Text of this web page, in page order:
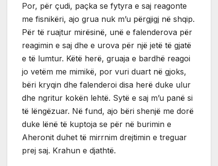
Por, për çudi, paçka se fytyra e saj reagonte
me fisnikëri, ajo grua nuk m’u përgjigj në shqip.
Për të ruajtur mirësinë, unë e falenderova për
reagimin e saj dhe e urova për një jetë të gjatë
e të lumtur. Këtë herë, gruaja e bardhë reagoi
jo vetëm me mimikë, por vuri duart në gjoks,
bëri kryqin dhe falenderoi disa herë duke ulur
dhe ngritur kokën lehtë. Sytë e saj m’u panë si
të lëngëzuar. Në fund, ajo bëri shenjë me dorë
duke lënë të kuptoja se për në burimin e
Aheronit duhet të mirrnim drejtimin e treguar
prej saj. Krahun e djathtë.